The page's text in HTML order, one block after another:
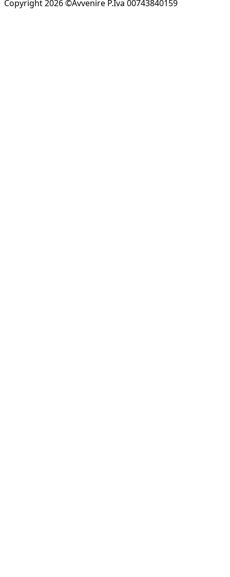
Copyright 2026 ©Avvenire P.Iva 00743840159